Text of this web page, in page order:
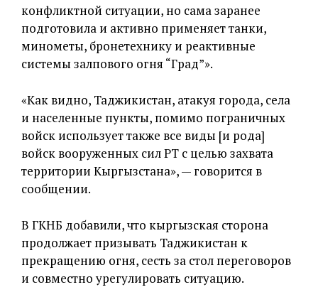
конфликтной ситуации, но сама заранее
подготовила и активно применяет танки,
минометы, бронетехнику и реактивные
системы залпового огня “Град”».
«Как видно, Таджикистан, атакуя города, села
и населенные пункты, помимо пограничных
войск использует также все виды [и рода]
войск вооруженных сил РТ с целью захвата
территории Кыргызстана», — говорится в
сообщении.
В ГКНБ добавили, что кыргызская сторона
продолжает призывать Таджикистан к
прекращению огня, сесть за стол переговоров
и совместно урегулировать ситуацию.